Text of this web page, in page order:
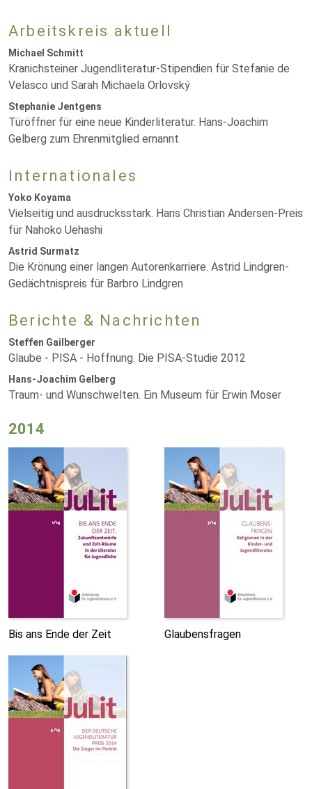
Arbeitskreis aktuell
Michael Schmitt
Kranichsteiner Jugendliteratur-Stipendien für Stefanie de
Velasco und Sarah Michaela Orlovský
Stephanie Jentgens
Türöffner für eine neue Kinderliteratur. Hans-Joachim
Gelberg zum Ehrenmitglied ernannt
Internationales
Yoko Koyama
Vielseitig und ausdrucksstark. Hans Christian Andersen-Preis
für Nahoko Uehashi
Astrid Surmatz
Die Krönung einer langen Autorenkarriere. Astrid Lindgren-
Gedächtnispreis für Barbro Lindgren
Berichte & Nachrichten
Steffen Gailberger
Glaube - PISA - Hoffnung. Die PISA-Studie 2012
Hans-Joachim Gelberg
Traum- und Wunschwelten. Ein Museum für Erwin Moser
2014
Bis ans Ende der Zeit Glaubensfragen